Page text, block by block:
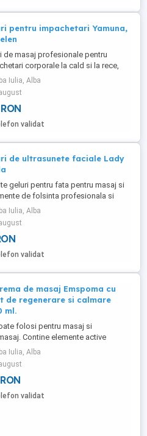
pentru impachetari Yamuna,
de masaj profesionale pentru
corporale la cald si la rece,
termocuverta, capsule, infrasaune -
verde ( pentru arderea grasimi cu
), cu alge (cu efect de
de curatare si de detoxifiere), cu
si scortisoara ( intensifica
Iulia, Alba
validat
de ultrasunete faciale Lady
geluri pentru fata pentru masaj si
de folsinta profesionala si
acasa. Gelurile faciale aplicabile in
tratamente cosmetice la
radiofrecvanta, iontoforeza.
suplimentare si comenzi pe
Tel.
Iulia, Alba
validat
de masaj Emspoma cu
de regenerare si calmare
ml.
folosi pentru masaj si
Contine elemente active
camfor si metil - salicilat care au
asupra organelor motorice
sau impovarate inegal,
oboseala. Informatii suplimentare
pe https: mese-de-masaj.ro
Iulia, Alba
validat